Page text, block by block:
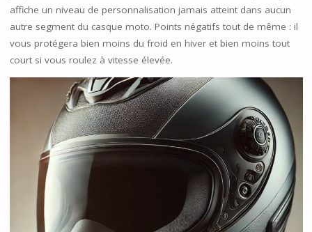
affiche un niveau de personnalisation jamais atteint dans aucun
autre segment du casque moto. Points négatifs tout de même : il
vous protégera bien moins du froid en hiver et bien moins tout
court si vous roulez à vitesse élevée.